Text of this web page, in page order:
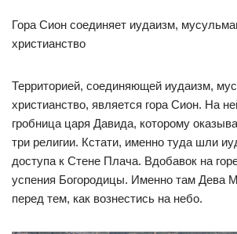
Гора Сион соединяет иудаизм,
христианство
Территорией, соединяющей иудаизм,
христианство, является гора Сион. На
гробница царя Давида, которому
три религии. Кстати, именно туда шли
доступа к Стене Плача. Вдобавок на
успения Богородицы. Именно там Дева
перед тем, как вознестись на небо.